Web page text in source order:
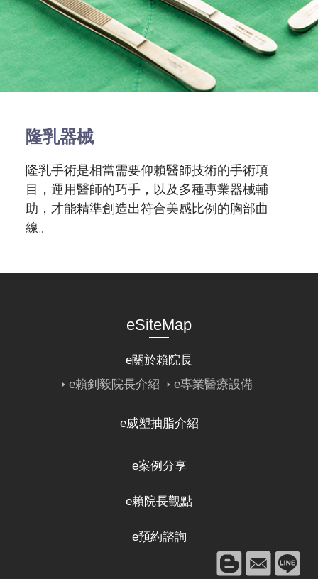
隆乳器械
隆乳手術是相當需要仰賴醫師技術的手術項
目，運用醫師的巧手，以及多種專業器械輔
助，才能精準創造出符合美感比例的胸部曲
線。
eSiteMap
e關於賴院長
e賴釗毅院長介紹
e專業醫療設備
e威塑抽脂介紹
e案例分享
e賴院長觀點
e預約諮詢